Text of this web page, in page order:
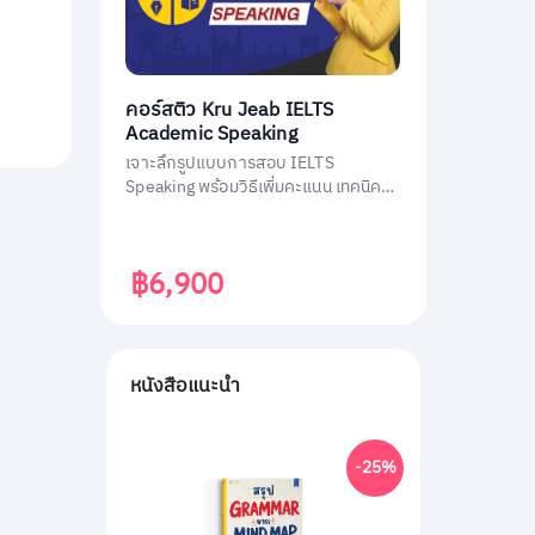
คอร์สติว Kru Jeab IELTS
Academic Speaking
เจาะลึกรูปแบบการสอบ IELTS
Speaking พร้อมวิธีเพิ่มคะแนน เทคนิค
฿6,900
หนังสือแนะนำ
-25%